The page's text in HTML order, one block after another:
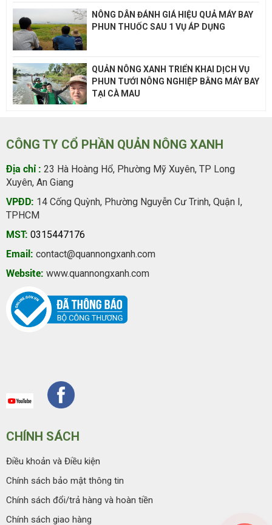
NÔNG DÂN ĐÁNH GIÁ HIỆU QUẢ MÁY BAY
PHUN THUỐC SAU 1 VỤ ÁP DỤNG
QUẢN NÔNG XANH TRIỂN KHAI DỊCH VỤ
PHUN TƯỚI NÔNG NGHIỆP BẰNG MÁY BAY
TẠI CÀ MAU
CÔNG TY CỔ PHẦN QUẢN NÔNG XANH
Địa chỉ : 23 Hà Hoàng Hổ, Phường Mỹ Xuyên, TP Long
Xuyên, An Giang
VPĐD: 14 Cống Quỳnh, Phường Nguyễn Cư Trinh, Quận I,
TPHCM
MST: 0315447176
Email: contact@quannongxanh.com
Website: www.quannongxanh.com
CHÍNH SÁCH
Điều khoản và Điều kiện
Chính sách bảo mật thông tin
Chính sách đổi/trả hàng và hoàn tiền
Chính sách giao hàng